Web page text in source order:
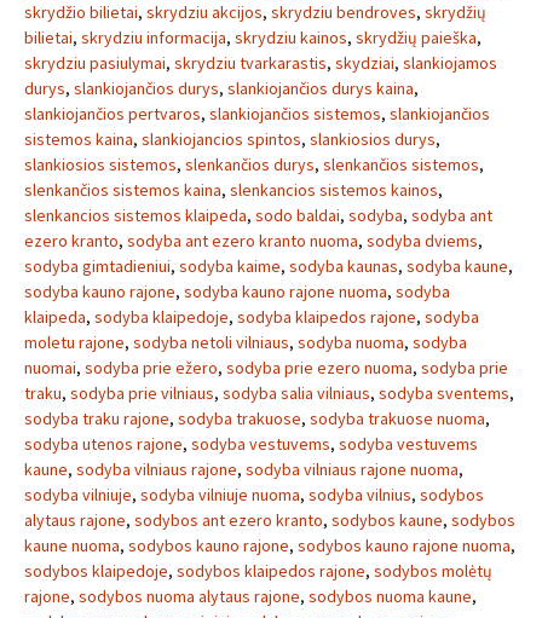
skrydžio bilietai, skrydziu akcijos, skrydziu bendroves, skrydžių
bilietai, skrydziu informacija, skrydziu kainos, skrydžių paieška,
skrydziu pasiulymai, skrydziu tvarkarastis, skydziai, slankiojamos
durys, slankiojančios durys, slankiojančios durys kaina,
slankiojančios pertvaros, slankiojančios sistemos, slankiojančios
sistemos kaina, slankiojancios spintos, slankiosios durys,
slankiosios sistemos, slenkančios durys, slenkančios sistemos,
slenkančios sistemos kaina, slenkancios sistemos kainos,
slenkancios sistemos klaipeda, sodo baldai, sodyba, sodyba ant
ezero kranto, sodyba ant ezero kranto nuoma, sodyba dviems,
sodyba gimtadieniui, sodyba kaime, sodyba kaunas, sodyba kaune,
sodyba kauno rajone, sodyba kauno rajone nuoma, sodyba
klaipeda, sodyba klaipedoje, sodyba klaipedos rajone, sodyba
moletu rajone, sodyba netoli vilniaus, sodyba nuoma, sodyba
nuomai, sodyba prie ežero, sodyba prie ezero nuoma, sodyba prie
traku, sodyba prie vilniaus, sodyba salia vilniaus, sodyba sventems,
sodyba traku rajone, sodyba trakuose, sodyba trakuose nuoma,
sodyba utenos rajone, sodyba vestuvems, sodyba vestuvems
kaune, sodyba vilniaus rajone, sodyba vilniaus rajone nuoma,
sodyba vilniuje, sodyba vilniuje nuoma, sodyba vilnius, sodybos
alytaus rajone, sodybos ant ezero kranto, sodybos kaune, sodybos
kaune nuoma, sodybos kauno rajone, sodybos kauno rajone nuoma,
sodybos klaipedoje, sodybos klaipedos rajone, sodybos molėtų
rajone, sodybos nuoma alytaus rajone, sodybos nuoma kaune,